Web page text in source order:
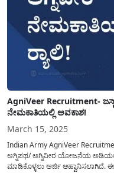
AgniVeer Recruitment-
ನೇಮಕಾತಿಯಲ್ಲಿ ಅವಕಾಶ!
March 15, 2025
Indian Army AgniVeer
ಅಗ್ನಿಪಥ/ ಅಗ್ನಿವೀರ ಯೋಜನೆಯ ಅಡಿಯಲ್ಲಿ
ಮಾಡಿಕೊಳ್ಳಲು ಅರ್ಜಿ ಆಹ್ವಾನಿಸಲಾಗಿದೆ.